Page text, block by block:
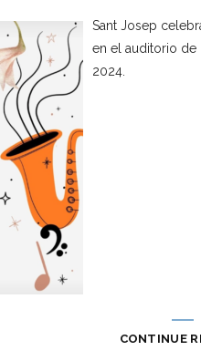
Sant Josep
en el auditorio de
2024.
CONTINUE